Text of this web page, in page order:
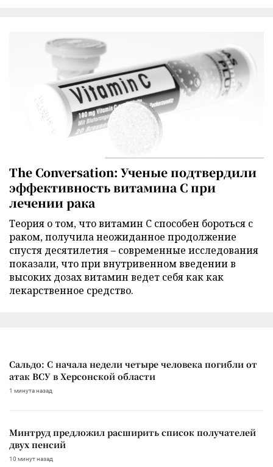
The Conversation: Ученые подтвердили
эффективность витамина C при
лечении рака
Теория о том, что витамин C способен бороться с
раком, получила неожиданное продолжение
спустя десятилетия – современные исследования
показали, что при внутривенном введении в
высоких дозах витамин ведет себя как как
лекарственное средство.
Сальдо: С начала недели четыре человека погибли от
атак ВСУ в Херсонской области
1 минута назад
Минтруд предложил расширить список получателей
двух пенсий
10 минут назад